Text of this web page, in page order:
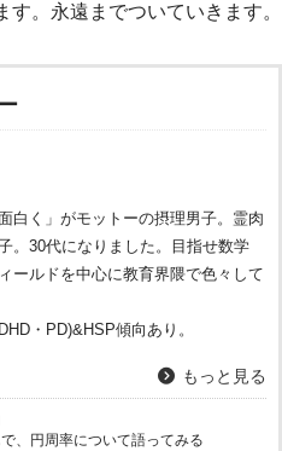
。永遠までついていきます。
白く」がモットーの摂理男子。霊肉
。30代になりました。目指せ数学
ールドを中心に教育界隈で色々して
・PD)&HSP傾向あり。
もっと見る
、円周率について語ってみる